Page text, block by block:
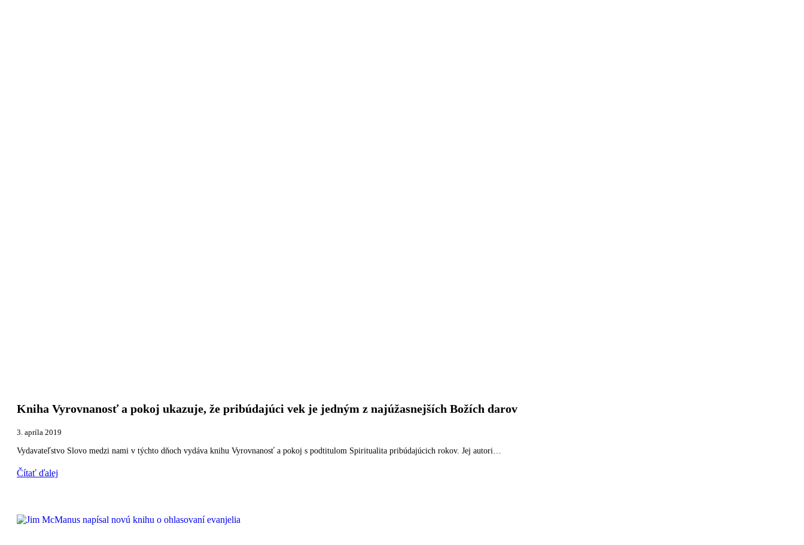
Kniha Vyrovnanosť a pokoj ukazuje, že pribúdajúci vek je jedným z najúžasnejších Božích darov
3. apríla 2019
Vydavateľstvo Slovo medzi nami v týchto dňoch vydáva knihu Vyrovnanosť a pokoj s podtitulom Spiritualita pribúdajúcich rokov. Jej autori…
Čítať ďalej